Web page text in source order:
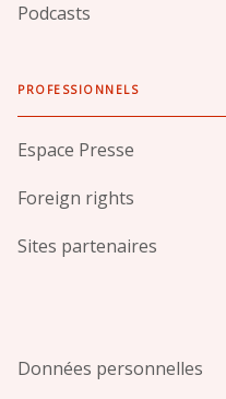
Podcasts
PROFESSIONNELS
Espace Presse
Foreign rights
Sites partenaires
Données personnelles